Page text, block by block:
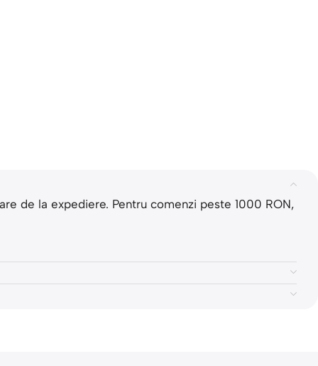
de la expediere. Pentru comenzi peste 1000 RON,